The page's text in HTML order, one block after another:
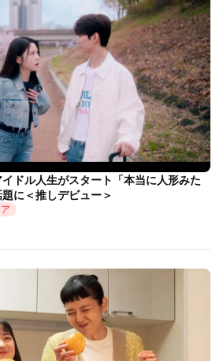
ドル人生がスタート「本当に人形みた
に＜推しデビュー＞